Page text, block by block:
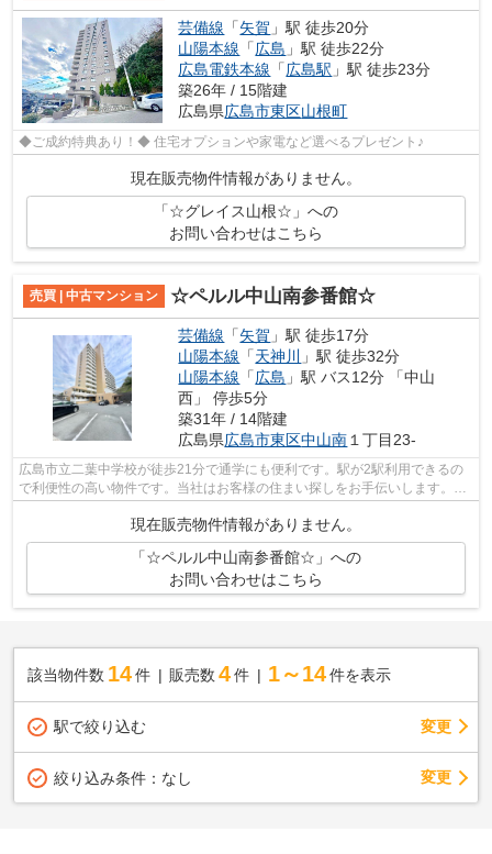
芸備線 「矢賀 」駅 徒歩20分
山陽本線 「広島 」駅 徒歩22分
広島電鉄本線 「広島駅 」駅 徒歩23分
築26年 / 15階建
広島県広島市東区山根町
◆ご成約特典あり！◆ 住宅オプションや家電など選べるプレゼント♪
現在販売物件情報がありません。
「☆グレイス山根☆」への
お問い合わせはこちら
売買 | 中古マンション ☆ペルル中山南参番館☆
芸備線 「矢賀 」駅 徒歩17分
山陽本線 「天神川
」駅 徒歩32分
山陽本線 「広島 」駅 バス12分 「中山
西」 停歩5分
築31年 / 14階建
広島県広島市東区中山南１丁目23-
広島市立二葉中学校が徒歩21分で通学にも便利です。駅が2駅利用できるの
で利便性の高い物件です。当社はお客様の住まい探しをお手伝いします。こ
現在販売物件情報がありません。
「☆ペルル中山南参番館☆」への
お問い合わせはこちら
該当物件数 14件 販売数 4 件 1～14 件を表示
駅で絞り込む 変更
絞り込み条件： なし 変更